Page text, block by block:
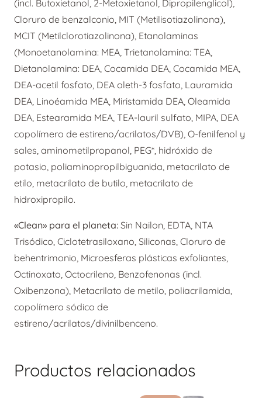
(incl. Butoxietanol, 2-Metoxietanol, Dipropilenglicol),
Cloruro de benzalconio, MIT (Metilisotiazolinona),
MCIT (Metilclorotiazolinona), Etanolaminas
(Monoetanolamina: MEA, Trietanolamina: TEA,
Dietanolamina: DEA, Cocamida DEA, Cocamida MEA,
DEA-acetil fosfato, DEA oleth-3 fosfato, Lauramida
DEA, Linoéamida MEA, Miristamida DEA, Oleamida
DEA, Estearamida MEA, TEA-lauril sulfato, MIPA, DEA
copolímero de estireno/acrilatos/DVB), O-fenilfenol y
sales, aminometilpropanol, PEG*, hidróxido de
potasio, poliaminopropilbiguanida, metacrilato de
etilo, metacrilato de butilo, metacrilato de
hidroxipropilo.
«Clean» para el planeta: Sin Nailon, EDTA, NTA
Trisódico, Ciclotetrasiloxano, Siliconas, Cloruro de
behentrimonio, Microesferas plásticas exfoliantes,
Octinoxato, Octocrileno, Benzofenonas (incl.
Oxibenzona), Metacrilato de metilo, poliacrilamida,
copolímero sódico de
estireno/acrilatos/divinilbenceno.
Productos relacionados